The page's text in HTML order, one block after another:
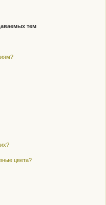
тем
цвета?